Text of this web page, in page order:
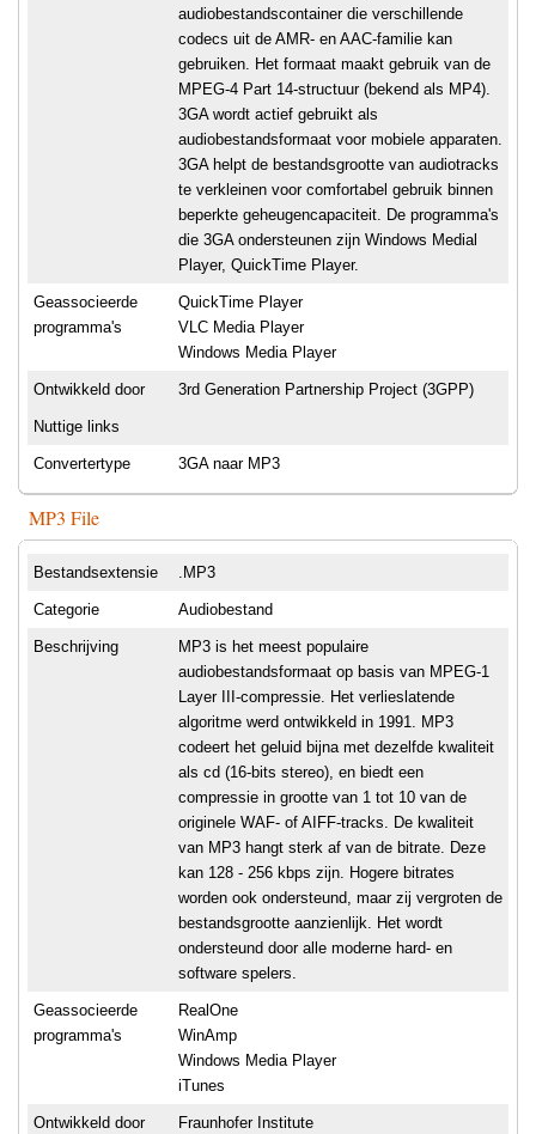
audiobestandscontainer die verschillende
codecs uit de AMR- en AAC-familie kan
gebruiken. Het formaat maakt gebruik van de
MPEG-4 Part 14-structuur (bekend als MP4).
3GA wordt actief gebruikt als
audiobestandsformaat voor mobiele apparaten.
3GA helpt de bestandsgrootte van audiotracks
te verkleinen voor comfortabel gebruik binnen
beperkte geheugencapaciteit. De programma's
die 3GA ondersteunen zijn Windows Medial
Player, QuickTime Player.
Geassocieerde
programma's
QuickTime Player
VLC Media Player
Windows Media Player
Ontwikkeld door 3rd Generation Partnership Project (3GPP)
Nuttige links
Convertertype 3GA naar MP3
MP3 File
Bestandsextensie .MP3
Categorie Audiobestand
Beschrijving
MP3 is het meest populaire
audiobestandsformaat op basis van MPEG-1
Layer III-compressie. Het verlieslatende
algoritme werd ontwikkeld in 1991. MP3
codeert het geluid bijna met dezelfde kwaliteit
als cd (16-bits stereo), en biedt een
compressie in grootte van 1 tot 10 van de
originele WAF- of AIFF-tracks. De kwaliteit
van MP3 hangt sterk af van de bitrate. Deze
kan 128 - 256 kbps zijn. Hogere bitrates
worden ook ondersteund, maar zij vergroten de
bestandsgrootte aanzienlijk. Het wordt
ondersteund door alle moderne hard- en
software spelers.
Geassocieerde
programma's
RealOne
WinAmp
Windows Media Player
iTunes
Ontwikkeld door Fraunhofer Institute